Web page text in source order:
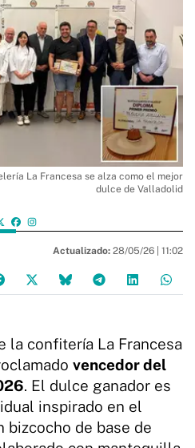
La Francesa se alza como el mejor
dulce de Valladolid
Actualizado: 28/05/26 | 11:02
la confitería La Francesa
vencedor del
. El dulce ganador es
inspirado en el
bizcocho de base de